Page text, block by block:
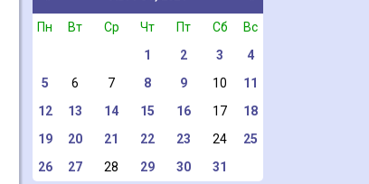
Пн Вт Ср Чт Пт Сб
Вс
1
2 3
4
5
6 7 8 9 10
11
12
13 14 15 16 17
18
19
20 21 22 23 24
25
26
27 28 29 30 31